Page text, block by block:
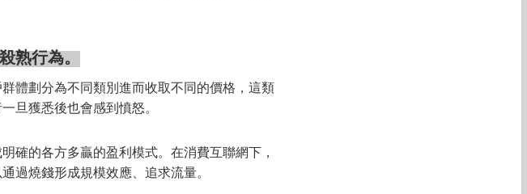
熟行為。
體劃分為不同類別進而收取不同的價格，這類
旦獲悉後也會感到憤怒。
確的各方多贏的盈利模式。在消費互聯網下，
過燒錢形成規模效應、追求流量。